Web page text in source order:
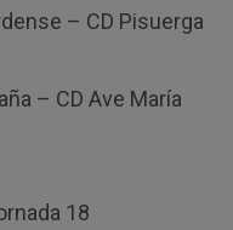
– CD Pisuerga
– CD Ave María
18